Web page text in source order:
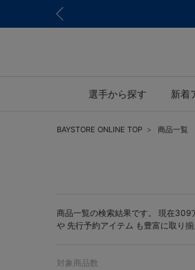
選手から探す 新着
BAYSTORE ONLINE TOP 商品一覧
商品一覧の検索結果です。 現在309
や 先行予約アイテム も豊富に取り揃
対象商品数